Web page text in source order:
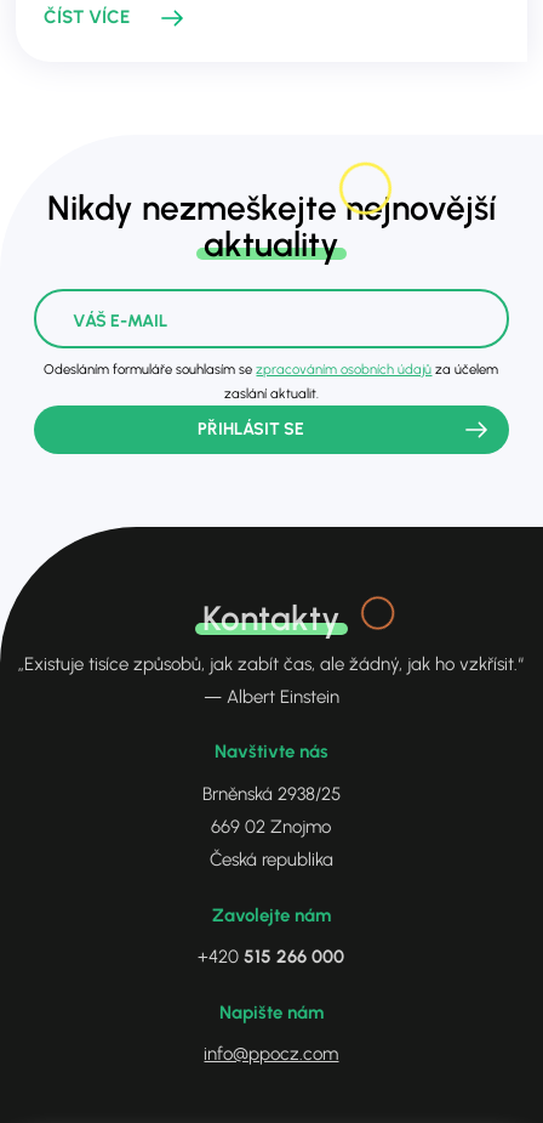
ČÍST VÍCE
Nikdy nezmeškejte nejnovější
aktuality
Odesláním formuláře souhlasím sezpracováním osobních údajů za účelem
zaslání aktualit.
PŘIHLÁSIT SE
Kontakty
„Existuje tisíce způsobů, jak zabít čas, ale žádný, jak ho vzkřísit.“
— Albert Einstein
Navštivte nás
Brněnská 2938/25
669 02 Znojmo
Česká republika
Zavolejte nám
+420515 266 000
Napište nám
info@ppocz.com